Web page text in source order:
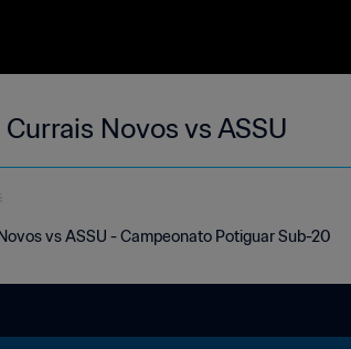
Novos vs ASSU
vs ASSU - Campeonato Potiguar Sub-20